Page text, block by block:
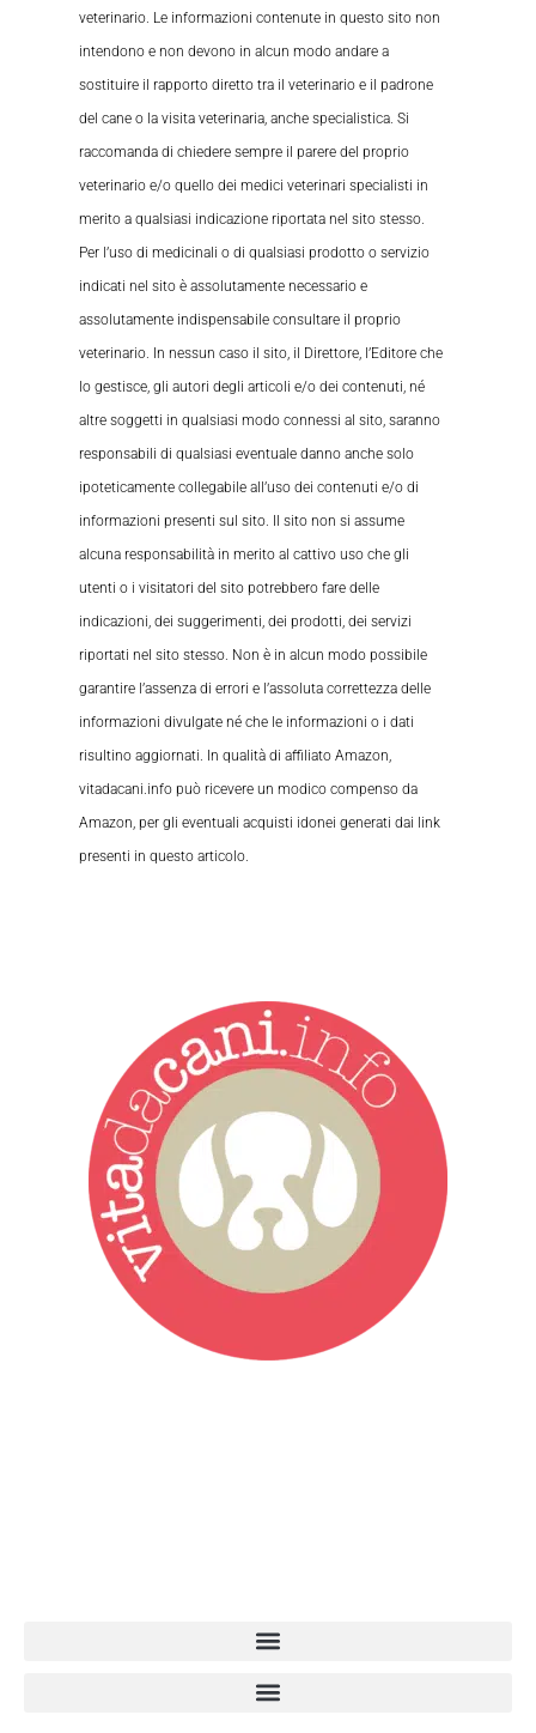
veterinario. Le informazioni contenute in questo sito non
intendono e non devono in alcun modo andare a
sostituire il rapporto diretto tra il veterinario e il padrone
del cane o la visita veterinaria, anche specialistica. Si
raccomanda di chiedere sempre il parere del proprio
veterinario e/o quello dei medici veterinari specialisti in
merito a qualsiasi indicazione riportata nel sito stesso.
Per l’uso di medicinali o di qualsiasi prodotto o servizio
indicati nel sito è assolutamente necessario e
assolutamente indispensabile consultare il proprio
veterinario. In nessun caso il sito, il Direttore, l’Editore che
lo gestisce, gli autori degli articoli e/o dei contenuti, né
altre soggetti in qualsiasi modo connessi al sito, saranno
responsabili di qualsiasi eventuale danno anche solo
ipoteticamente collegabile all’uso dei contenuti e/o di
informazioni presenti sul sito. Il sito non si assume
alcuna responsabilità in merito al cattivo uso che gli
utenti o i visitatori del sito potrebbero fare delle
indicazioni, dei suggerimenti, dei prodotti, dei servizi
riportati nel sito stesso. Non è in alcun modo possibile
garantire l’assenza di errori e l’assoluta correttezza delle
informazioni divulgate né che le informazioni o i dati
risultino aggiornati. In qualità di affiliato Amazon,
vitadacani.info può ricevere un modico compenso da
Amazon, per gli eventuali acquisti idonei generati dai link
presenti in questo articolo.